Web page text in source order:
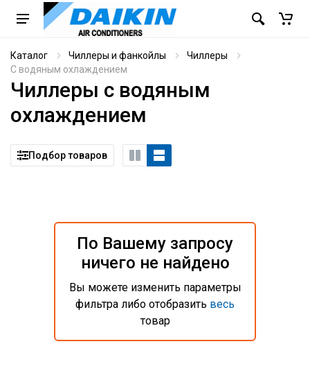
Каталог Чиллеры и фанкойлы
Чиллеры
С водяным охлаждением
Чиллеры с водяным
охлаждением
Подбор товаров
По Вашему запросу
ничего не найдено
Вы можете изменить параметры
фильтра либо отобразить весь
товар